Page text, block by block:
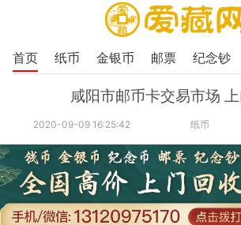
首页 纸币 金银币 邮票 纪念钞
咸阳市邮币卡交易市场
2020-09-09 16:25:42 纸币